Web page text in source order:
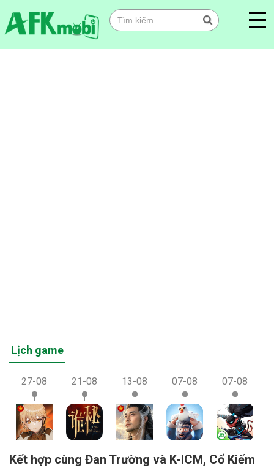
Lịch game
27-08 21-08 13-08 07-08 07-08
Kết hợp cùng Đan Trường và K-ICM, Cổ Kiếm